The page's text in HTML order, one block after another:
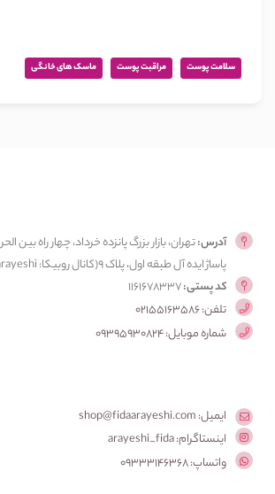
سلامت پوست مراقبت پوست ماسک های خانگی
آدرس:تهران، بازار بزرگ پانزده خرداد، چهار راه بین
پاساژ ایده آل طبقه اول، پلاک ۹(کانال روبیکا: fida_arayeshi)
کد پستی:1161678337
تلفن: 02155163586
شماره موبایل: 09395930824
ایمیل: shop@fidaarayeshi.com
اینستاگرام: arayeshi_fida
واتساپ: 09333146368